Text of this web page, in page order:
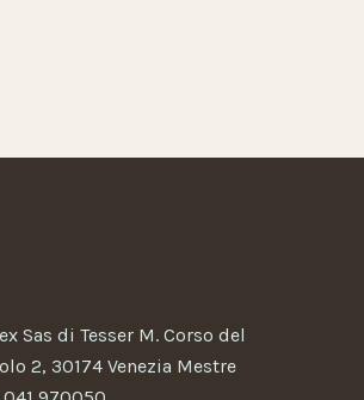
Sas di Tesser M. Corso del
2, 30174 Venezia Mestre